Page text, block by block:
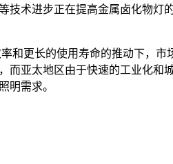
技术进步正在提高金属卤化物灯
和更长的使用寿命的推动下，市
亚太地区由于快速的工业化和
明需求。